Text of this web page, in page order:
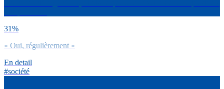
31%
« Oui, régulièrement »
En detail
#société